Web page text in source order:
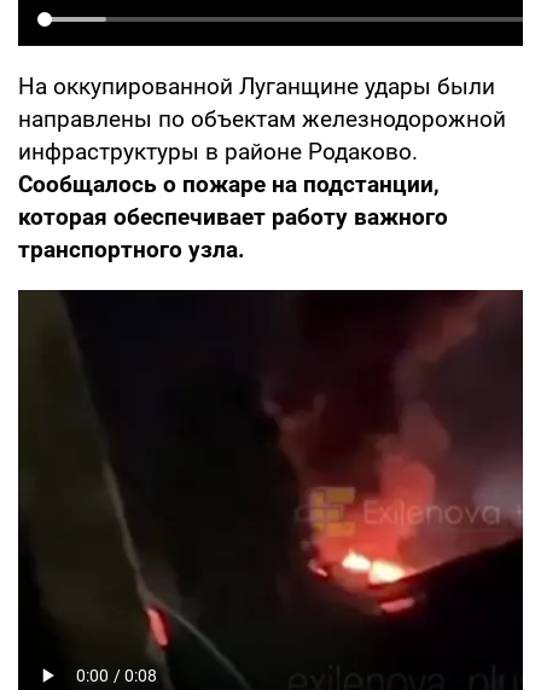
На оккупированной Луганщине удары были
направлены по объектам железнодорожной
инфраструктуры в районе Родаково.
Сообщалось о пожаре на подстанции,
которая обеспечивает работу важного
транспортного узла.